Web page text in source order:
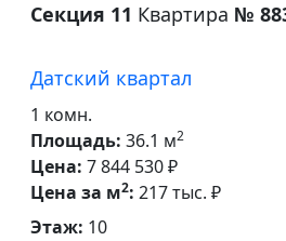
Секция 11 Квартира №
Датский квартал
1 комн.
Площадь: 36.1 м2
Цена: 7 844 530 ₽
Цена за м2: 217 тыс. ₽
Этаж: 10